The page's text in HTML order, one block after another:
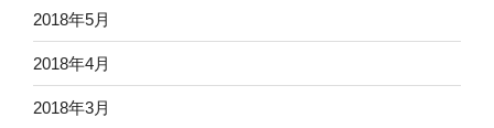
2018年5月
2018年4月
2018年3月